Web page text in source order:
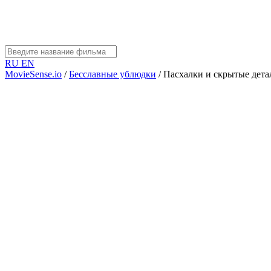
RU EN
MovieSense.io / Бесславные ублюдки / Пасхалки и скрытые